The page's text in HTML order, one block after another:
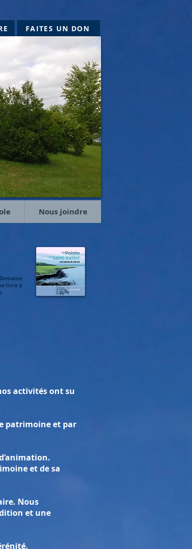
FAITES UN DON
Nous joindre
livre à
activités ont su
patrimoine et par
et de sa
Nous
et une